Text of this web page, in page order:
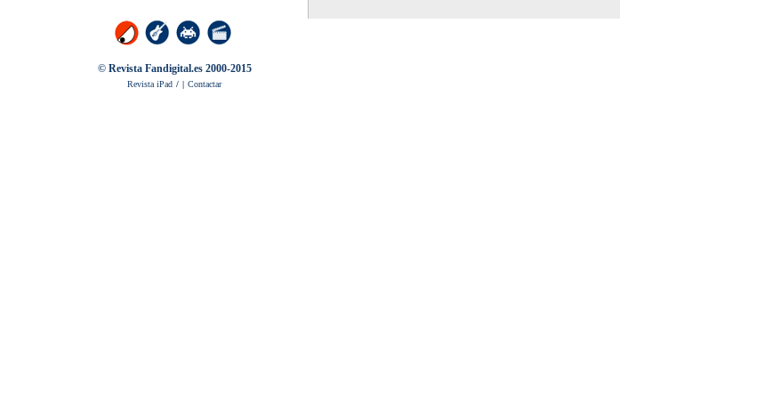
© Revista Fandigital.es 2000-2015
Revista iPad / | Contactar